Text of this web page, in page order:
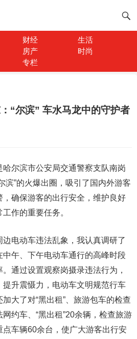
财经
生活
房产
时尚
专栏
“尔滨” 车水马龙中的守护者
哈尔滨市公安局交通警察支队南岗
滨”的火爆出圈，吸引了国内外游客
确保游客的出行安全，维护良好
作的重要任务。
电动车违法乱象，我认真调研了
中午、下午电动车通行的高峰时段
通过设置观察岗摄录违法行为，
升震慑力，电动车文明规范行车
大了对“黑出租”、旅游包车的检查
约车、“黑出租”20余辆，检查旅游
车辆60余台，使广大游客出行安